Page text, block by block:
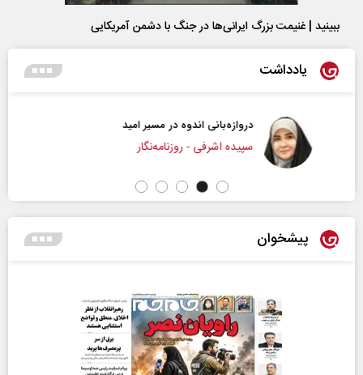
ببینید | غنیمت بزرگ ایرانی‌ها در جنگ با دشمن آمریکایی
یادداشت
دروازه‌بانی اندوه در مسیر امید
سپیده اشرفی - روزنامه‌نگار
پیشخوان